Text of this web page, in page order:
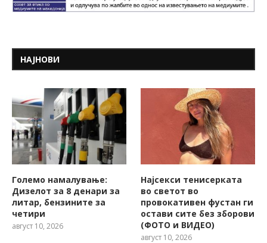
НАЈНОВИ
Големо намалување:
Дизелот за 8 денари за
литар, бензините за
четири
август 10, 2026
Најсекси тенисерката
во светот во
провокативен фустан ги
остави сите без зборови
(ФОТО и ВИДЕО)
август 10, 2026